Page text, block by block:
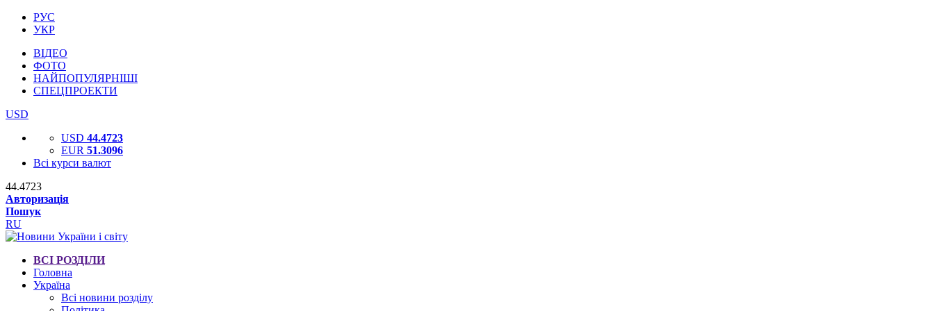
РУС
УКР
ВІДЕО
ФОТО
НАЙПОПУЛЯРНІШІ
СПЕЦПРОЕКТИ
USD
USD 44.4723
EUR 51.3096
Всі курси валют
44.4723
Авторизація
Пошук
RU
ВСІ РОЗДІЛИ
Головна
Україна
Всі новини розділу